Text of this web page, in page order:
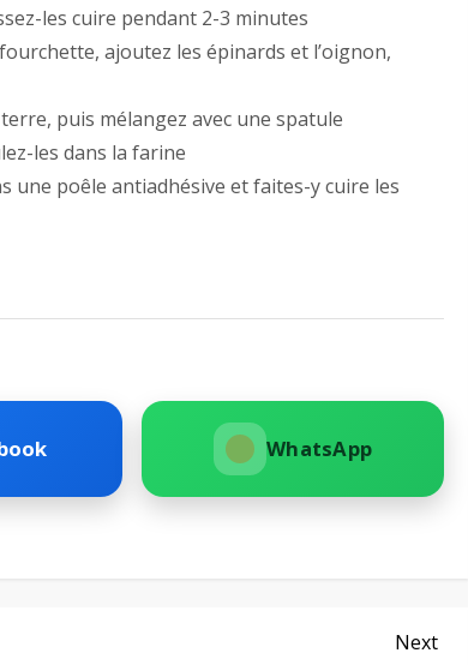
les cuire pendant 2-3 minutes
ajoutez les épinards et l’oignon,
puis mélangez avec une spatule
les dans la farine
une poêle antiadhésive et faites-y cuire les
WhatsApp
Next
Next